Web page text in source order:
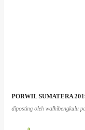
PORWIL SUMATERA
diposting oleh walhibengkulu